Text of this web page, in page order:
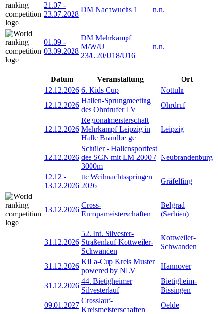
21.07 -
23.07.2028
DM Nachwuchs 1 n.n.
01.09 -
03.09.2028
DM Mehrkampf
M/W/U
23/U20/U18/U16
n.n.
Datum Veranstaltung
Ort
12.12.2026 6. Kids Cup
Nottuln
12.12.2026
Hallen-Sprungmeeting
des Ohrdrufer LV
Ohrdruf
12.12.2026
Regionalmeisterschaft
Mehrkampf Leipzig in
Halle Brandberge
Leipzig
12.12.2026
Schüler - Hallensportfest
des SCN mit LM 2000 /
3000m
Neubrandenburg
12.12 -
13.12.2026
ttc Weihnachtsspringen
2026
Gräfelfing
13.12.2026
Cross-
Europameisterschaften
Belgrad
(Serbien)
31.12.2026
52. Int. Silvester-
Straßenlauf Kottweiler-
Schwanden
Kottweiler-
Schwanden
31.12.2026
KiLa-Cup Kreis Muster
powered by NLV
Hannover
31.12.2026
44. Bietigheimer
Silvesterlauf
Bietigheim-
Bissingen
09.01.2027
Crosslauf-
Kreismeisterschaften
Oelde